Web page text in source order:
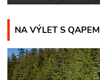
NA VÝLET S QAPEM